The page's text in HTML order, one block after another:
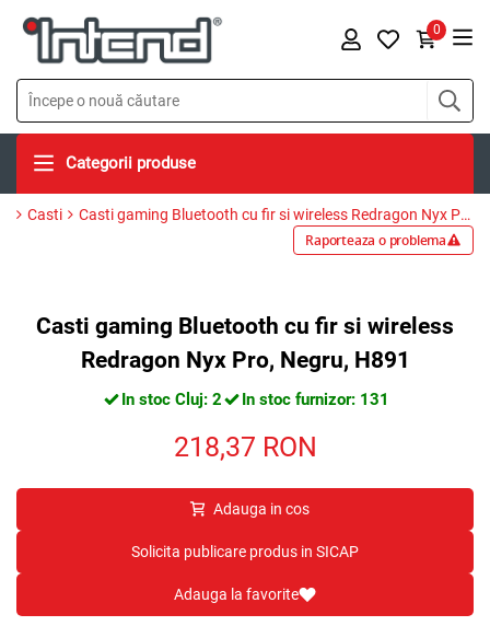
0
Categorii produse
Casti Casti gaming Bluetooth cu fir si wireless Redragon Nyx Pro, Negru, H891
Raporteaza o problema
Casti gaming Bluetooth cu fir si wireless
Redragon Nyx Pro, Negru, H891
In stoc Cluj: 2 In stoc furnizor: 131
218,37 RON
Adauga in cos
Solicita publicare produs in SICAP
Adauga la favorite